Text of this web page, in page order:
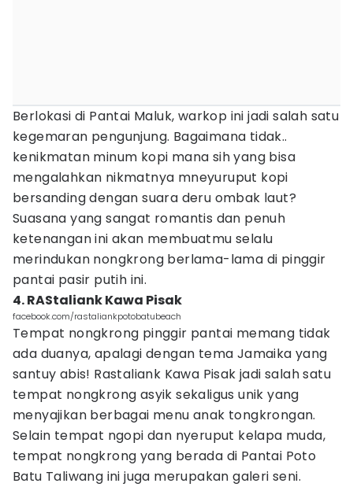
Berlokasi di Pantai Maluk, warkop ini jadi salah satu
kegemaran pengunjung. Bagaimana tidak..
kenikmatan minum kopi mana sih yang bisa
mengalahkan nikmatnya mneyuruput kopi
bersanding dengan suara deru ombak laut?
Suasana yang sangat romantis dan penuh
ketenangan ini akan membuatmu selalu
merindukan nongkrong berlama-lama di pinggir
pantai pasir putih ini.
4. RAStaliank Kawa Pisak
facebook.com/rastaliankpotobatubeach
Tempat nongkrong pinggir pantai memang tidak
ada duanya, apalagi dengan tema Jamaika yang
santuy abis! Rastaliank Kawa Pisak jadi salah satu
tempat nongkrong asyik sekaligus unik yang
menyajikan berbagai menu anak tongkrongan.
Selain tempat ngopi dan nyeruput kelapa muda,
tempat nongkrong yang berada di Pantai Poto
Batu Taliwang ini juga merupakan galeri seni.